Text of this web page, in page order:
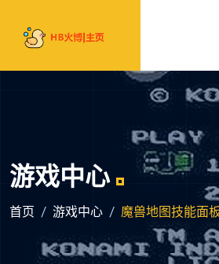
游戏中心
首页 游戏中心 魔兽地图技能面